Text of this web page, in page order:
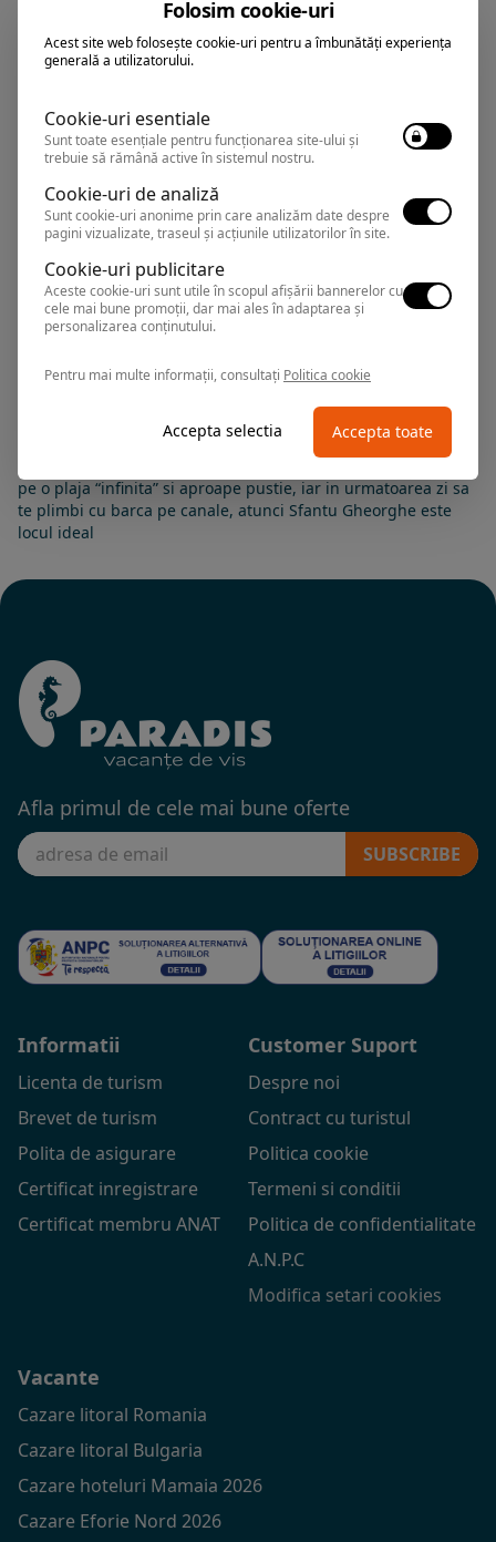
Hotel
Sf. Gheorghe,Arata pe harta
Sfantu Gheoghe este un punct terminus, locul in care Delta
Dunarea se varsa in mare si totodata locul in care poti sa
mananci cele mai variate specii de peste, gatite in orice fel.
pe o plaja “infinita” si aproape pustie, iar in urmatoarea zi sa
te plimbi cu barca pe canale, atunci Sfantu Gheorghe este
locul ideal
Afla primul de cele mai bune oferte
SUBSCRIBE
Informatii
Licenta de turism
Brevet de turism
Polita de asigurare
Certificat inregistrare
Certificat membru ANAT
Customer Suport
Despre noi
Contract cu turistul
Politica cookie
Termeni si conditii
Politica de confidentialitate
A.N.P.C
Modifica setari cookies
Vacante
Cazare litoral Romania
Cazare litoral Bulgaria
Cazare hoteluri Mamaia 2026
Cazare Eforie Nord 2026
Folosim cookie-uri
Acest site web folosește cookie-uri pentru a îmbunătăți experiența
generală a utilizatorului.
Cookie-uri esentiale
Sunt toate esențiale pentru funcționarea site-ului și
trebuie să rămână active în sistemul nostru.
Cookie-uri de analiză
Sunt cookie-uri anonime prin care analizăm date despre
pagini vizualizate, traseul și acțiunile utilizatorilor în site.
Cookie-uri publicitare
Aceste cookie-uri sunt utile în scopul afișării bannerelor cu
cele mai bune promoții, dar mai ales în adaptarea și
personalizarea conținutului.
Pentru mai multe informații, consultați Politica cookie
Accepta selectia Accepta toate